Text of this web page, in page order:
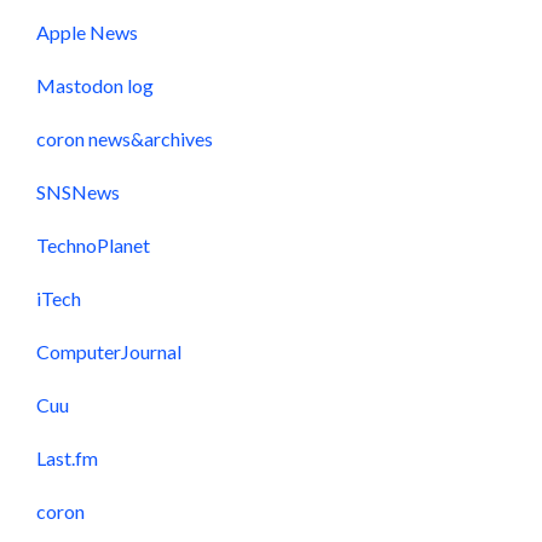
Apple News
Mastodon log
coron news&archives
SNSNews
TechnoPlanet
iTech
ComputerJournal
Cuu
Last.fm
coron